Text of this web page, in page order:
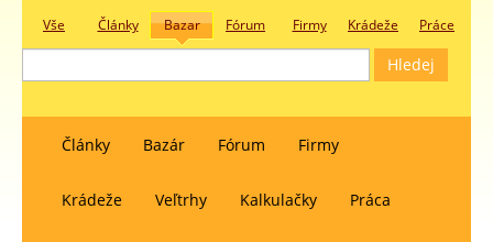
Vše Články Bazar Fórum Firmy Krádeže Práce
Články Bazár Fórum Firmy
Krádeže Veľtrhy Kalkulačky Práca